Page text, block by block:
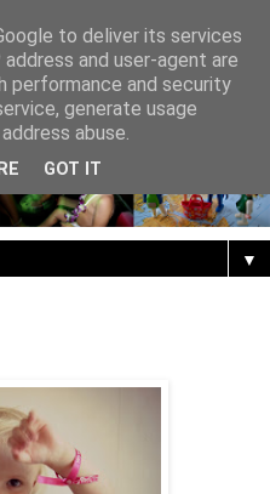
▼
to deliver its services
and user-agent are
performance and security
generate usage
abuse.
GOT IT